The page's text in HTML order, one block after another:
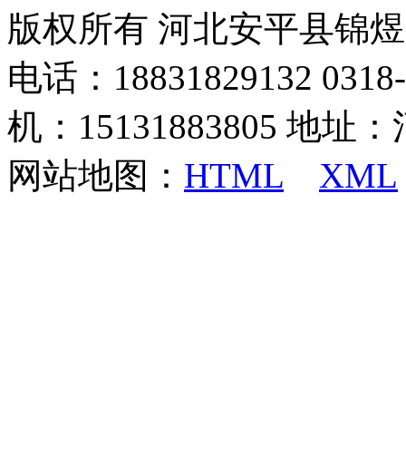
版权所有 河北安平县锦
电话：18831829132
机：15131883805 地址
网站地图： HTML XML